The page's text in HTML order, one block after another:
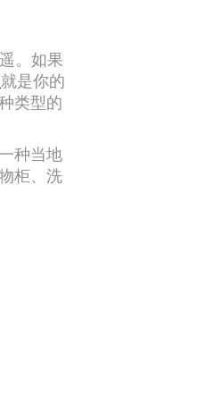
。如果
就是你的
类型的
种当地
柜、洗